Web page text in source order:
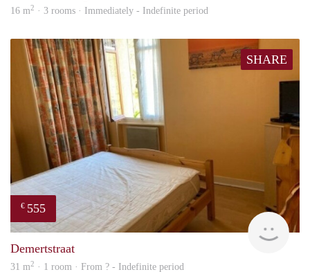
16 m2 · 3 rooms · Immediately - Indefinite period
SHARE
€ 555
Demertstraat
31 m2 · 1 room · From ? - Indefinite period